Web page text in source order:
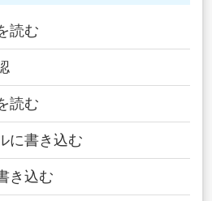
読む
読む
に書き込む
き込む